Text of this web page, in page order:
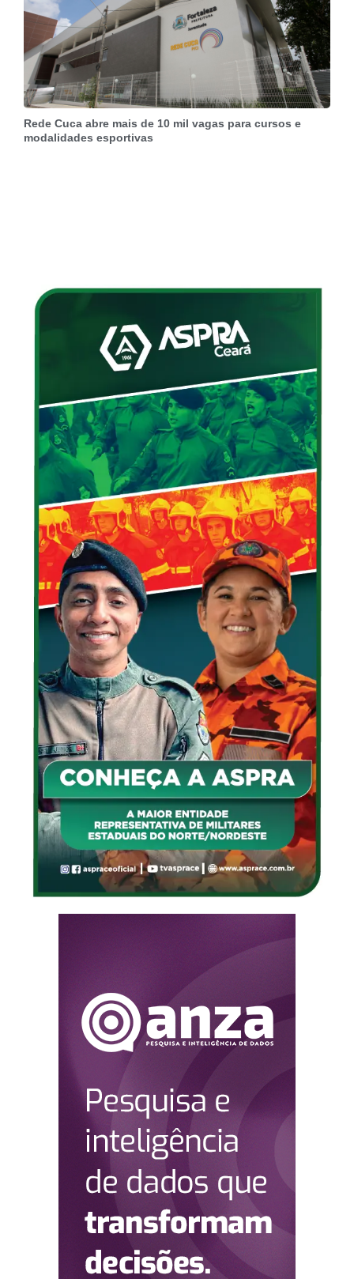
Rede Cuca abre mais de 10 mil vagas para cursos e
modalidades esportivas